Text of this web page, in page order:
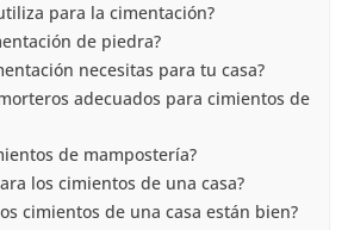
para la cimentación?
de piedra?
necesitas para tu casa?
adecuados para cimientos de
de mampostería?
los cimientos de una casa?
cimientos de una casa están bien?